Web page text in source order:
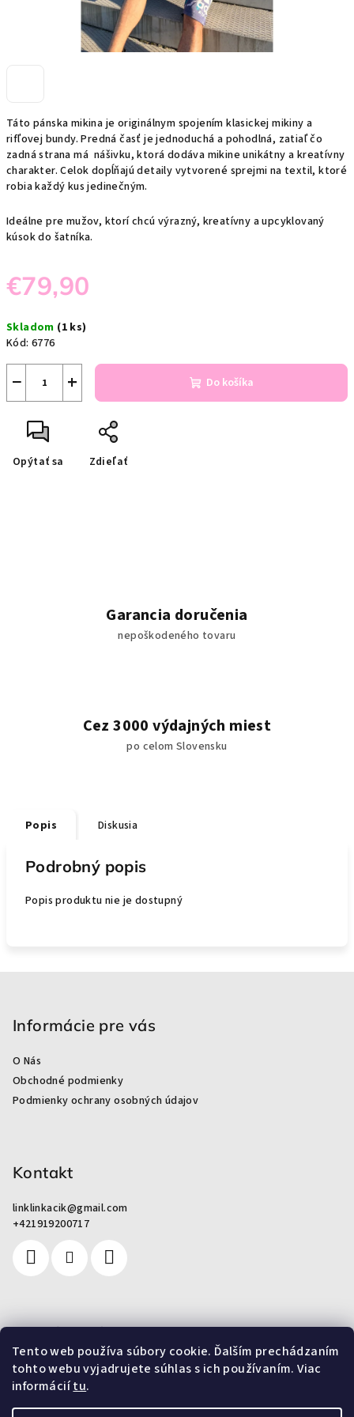
Tento web používa súbory cookie. Ďalším prechádzaním
tohto webu vyjadrujete súhlas s ich používaním. Viac
informáciítu.
Táto pánska mikina je originálnym spojením klasickej mikiny a
rifľovej bundy. Predná časť je jednoduchá a pohodlná, zatiaľ čo
zadná strana má nášivku, ktorá dodáva mikine unikátny a kreatívny
charakter. Celok dopĺňajú detaily vytvorené sprejmi na textil, ktoré
robia každý kus jedinečným.
Ideálne pre mužov, ktorí chcú výrazný, kreatívny a upcyklovaný
kúsok do šatníka.
€79,90
cena:
Skladom (1 ks)
Kód: 6776
+
− Do košíka
Opýtať sa Zdieľať
Garancia doručenia
nepoškodeného tovaru
Cez 3000 výdajných miest
po celom Slovensku
Popis Diskusia
Podrobný popis
Popis produktu nie je dostupný
Informácie pre vás
O Nás
Obchodné podmienky
Podmienky ochrany osobných údajov
Kontakt
linklinkacik@gmail.com
+421919200717
Pre zákazníkov
Od odpadu k umeniu